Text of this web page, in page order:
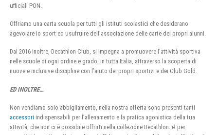
ufficiali PON.
Offriamo una carta scuola per tutti gli istituti scolastici che desiderano
agevolare lo sport ed usufruire dell’associazione delle carte dei propri alunni.
Dal 2016 inoltre, Decathlon Club, si impegna a promuovere l’attività sportiva
nelle scuole di ogni ordine e grado, in tutta Italia, attraverso la scoperta di
nuove e inclusive discipline con l’aiuto dei propri sportivi e dei Club Gold.
ED INOLTRE…
Non vendiamo solo abbigliamento, nella nostra offerta sono presenti tanti
accessori indispensabili per l’allenamento e la pratica agonistica della tua
attività, che non ci è possibile offrirti nella collezione Decathlon. e’ per